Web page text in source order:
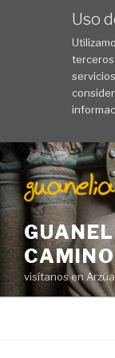
Uso
Saltar
al
contenido
CAMINO
visítanos en Arzúa